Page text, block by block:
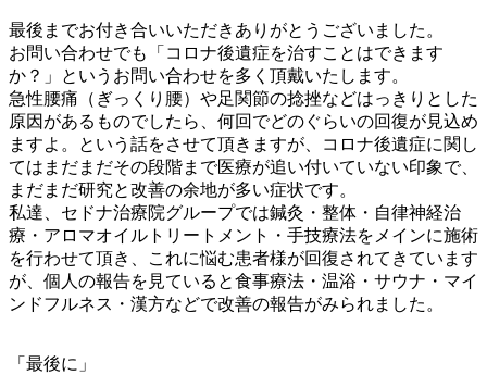
最後までお付き合いいただきありがとうございました。
お問い合わせでも「コロナ後遺症を治すことはできます
か？」というお問い合わせを多く頂戴いたします。
急性腰痛（ぎっくり腰）や足関節の捻挫などはっきりとした
原因があるものでしたら、何回でどのぐらいの回復が見込め
ますよ。という話をさせて頂きますが、コロナ後遺症に関し
てはまだまだその段階まで医療が追い付いていない印象で、
まだまだ研究と改善の余地が多い症状です。
私達、セドナ治療院グループでは鍼灸・整体・自律神経治
療・アロマオイルトリートメント・手技療法をメインに施術
を行わせて頂き、これに悩む患者様が回復されてきています
が、個人の報告を見ていると食事療法・温浴・サウナ・マイ
ンドフルネス・漢方などで改善の報告がみられました。
「最後に」